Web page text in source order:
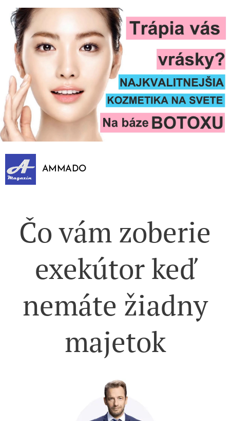
AMMADO
Čo vám zoberie
exekútor keď
nemáte žiadny
majetok